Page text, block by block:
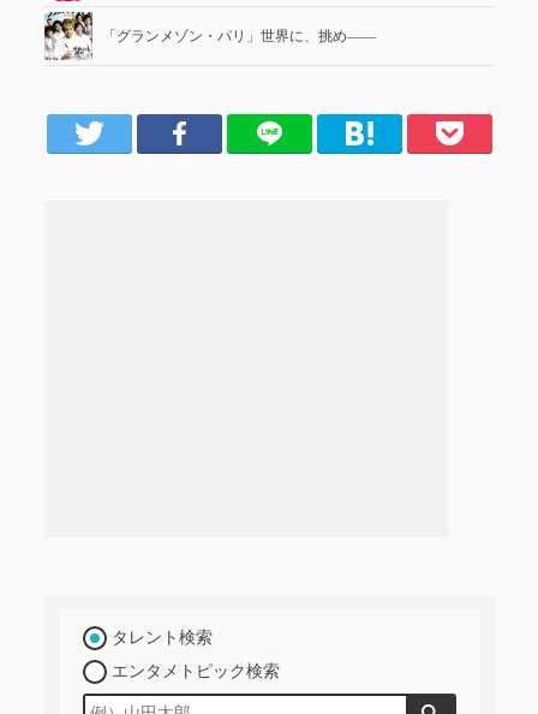
「グランメゾン・パリ」世界に、挑め――
Facebook LINE はてブ Pocket
タレント検索
エンタメトピック検索